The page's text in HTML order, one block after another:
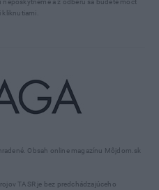
Obsah online magazínu Môjdom.sk
TASR je bez predchádzajúceho
a z odberu sa budete môcť